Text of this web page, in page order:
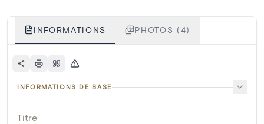
INFORMATIONS PHOTOS (4)
INFORMATIONS DE BASE
Titre